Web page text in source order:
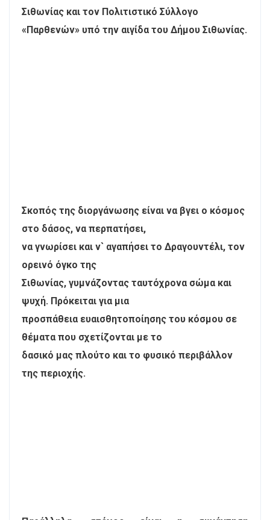
Σιθωνίας και τον Πολιτιστικό Σύλλογο
«Παρθενών» υπό την αιγίδα του Δήμου Σιθωνίας.
Σκοπός της διοργάνωσης είναι να βγει ο κόσμος
στο δάσος, να περπατήσει,
να γνωρίσει και ν` αγαπήσει το Δραγουντέλι, τον
ορεινό όγκο της
Σιθωνίας, γυμνάζοντας ταυτόχρονα σώμα και
ψυχή. Πρόκειται για μια
προσπάθεια ευαισθητοποίησης του κόσμου σε
θέματα που σχετίζονται με το
δασικό μας πλούτο και το φυσικό περιβάλλον
της περιοχής.